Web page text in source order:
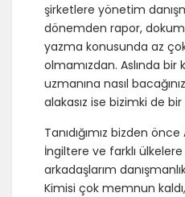
şirketlere yönetim
dönemden rapor,
yazma konusunda az
olmamızdan. Aslında bir
uzmanına nasıl
alakasız ise bizimki de
Tanıdığımız bizden
İngiltere ve farklı ülkelere
arkadaşlarım
Kimisi çok memnun